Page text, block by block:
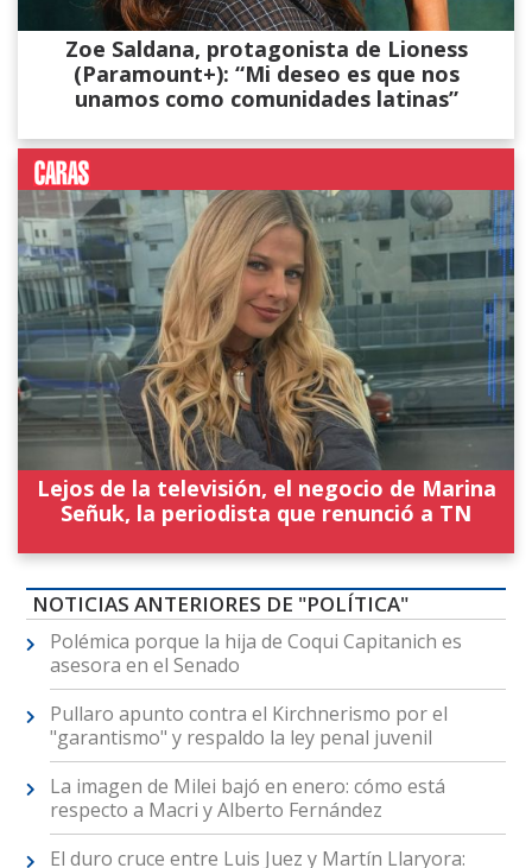
Zoe Saldana, protagonista de Lioness
(Paramount+): “Mi deseo es que nos
unamos como comunidades latinas”
Lejos de la televisión, el negocio de Marina
Señuk, la periodista que renunció a TN
NOTICIAS ANTERIORES DE "POLÍTICA"
Polémica porque la hija de Coqui Capitanich es
asesora en el Senado
Pullaro apunto contra el Kirchnerismo por el
"garantismo" y respaldo la ley penal juvenil
La imagen de Milei bajó en enero: cómo está
respecto a Macri y Alberto Fernández
El duro cruce entre Luis Juez y Martín Llaryora: